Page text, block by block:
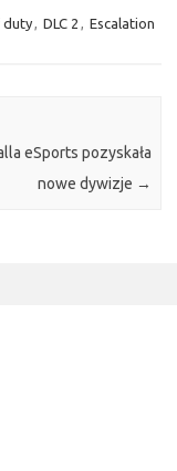
duty, DLC 2 , Escalation
eSports pozyskała
nowe dywizje →